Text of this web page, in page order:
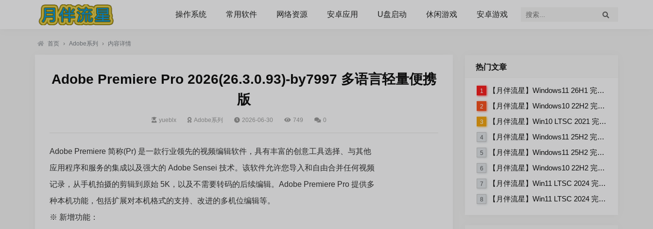
操作系统 常用软件 网络资源 安卓应用 U盘启动 休闲游戏 安卓游戏
首页 › Adobe系列 › 内容详情
Adobe Premiere Pro 2026(26.3.0.93)-by7997 多语言轻量便携
版
yueblx Adobe系列 2026-06-30 749 0
Adobe Premiere 简称(Pr) 是一款行业领先的视频编辑软件，具有丰富的创意工具选择、与其他
应用程序和服务的集成以及强大的 Adobe Sensei 技术。该软件允许您导入和自由合并任何视频
记录，从手机拍摄的剪辑到原始 5K，以及不需要转码的后续编辑。Adobe Premiere Pro 提供多
种本机功能，包括扩展对本机格式的支持、改进的多机位编辑等。
※ 新增功能：
热门文章
1 【月伴流星】Windows11 26H1 完整+适量精简多合一安装版2026.07
2 【月伴流星】Windows10 22H2 完整+适量精简多合一安装版2026.06
3 【月伴流星】Win10 LTSC 2021 完整+适量精简多合一安装版2026.03
4 【月伴流星】Windows11 25H2 完整+适量精简多合一安装版2026.06
5 【月伴流星】Windows11 25H2 完整+适量精简多合一安装版2026.08
6 【月伴流星】Windows10 22H2 完整+适量精简多合一安装版2026.08
7 【月伴流星】Win11 LTSC 2024 完整+适量精简多合一安装版2026.08
8 【月伴流星】Win11 LTSC 2024 完整+适量精简多合一安装版2026.06